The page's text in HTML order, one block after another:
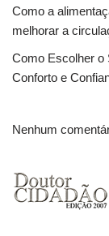
Como a
melhorar a
Como Escolher o
Conforto e
Nenhum